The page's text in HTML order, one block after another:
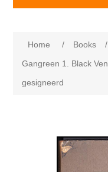
Home / Books /
Gangreen 1. Black
gesigneerd